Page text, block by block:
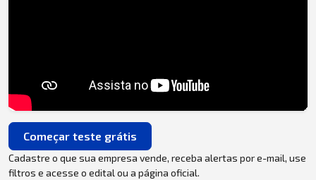
Começar teste grátis
Cadastre o que sua empresa vende, receba alertas por e-mail, use
filtros e acesse o edital ou a página oficial.